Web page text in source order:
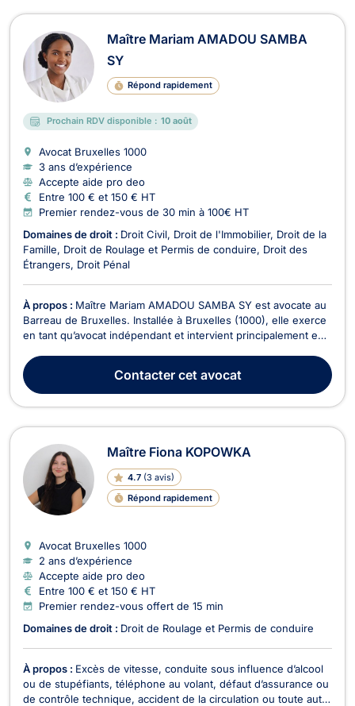
Maître Mariam AMADOU SAMBA
SY
Répond rapidement
Prochain RDV disponible : 10 août
Avocat Bruxelles 1000
3 ans d’expérience
Accepte aide pro deo
Entre 100 € et 150 € HT
Premier rendez-vous de 30 min à 100€ HT
Domaines de droit : Droit Civil Droit de l'Immobilier Droit de la
Famille
Droit de Roulage et Permis de conduire
Droit des
Étrangers Droit Pénal
À propos : Maître Mariam AMADOU SAMBA SY est avocate au
Barreau de Bruxelles. Installée à Bruxelles (1000), elle exerce
en tant qu’avocat indépendant et intervient principalement en
de roulage et permis de conduire, et droit pénal. Avocat
vérifié, elle propose un accom...
Contactercet avocat
Maître Fiona KOPOWKA
4.7 (3 avis)
Répond rapidement
Avocat Bruxelles 1000
2 ans d’expérience
Accepte aide pro deo
Entre 100 € et 150 € HT
Premier rendez-vous offert de 15 min
Domaines de droit : Droit de Roulage et Permis de conduire
À propos : Excès de vitesse, conduite sous influence d’alcool
ou de stupéfiants, téléphone au volant, défaut d’assurance ou
de contrôle technique, accident de la circulation ou toute autre